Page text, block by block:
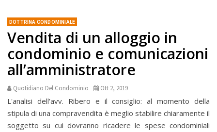
DOTTRINA CONDOMINIALE
Vendita di un alloggio in
condominio e comunicazioni
all’amministratore
Quotidiano Del Condominio Ott 2, 2019
L'analisi dell'avv. Ribero e il consiglio: al momento della
stipula di una compravendita è meglio stabilire chiaramente il
soggetto su cui dovranno ricadere le spese condominiali